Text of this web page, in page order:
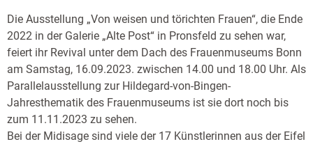
Die Ausstellung „Von weisen und törichten Frauen“, die Ende
2022 in der Galerie „Alte Post“ in Pronsfeld zu sehen war,
feiert ihr Revival unter dem Dach des Frauenmuseums Bonn
am Samstag, 16.09.2023. zwischen 14.00 und 18.00 Uhr. Als
Parallelausstellung zur Hildegard-von-Bingen-
Jahresthematik des Frauenmuseums ist sie dort noch bis
zum 11.11.2023 zu sehen.
Bei der Midisage sind viele der 17 Künstlerinnen aus der Eifel